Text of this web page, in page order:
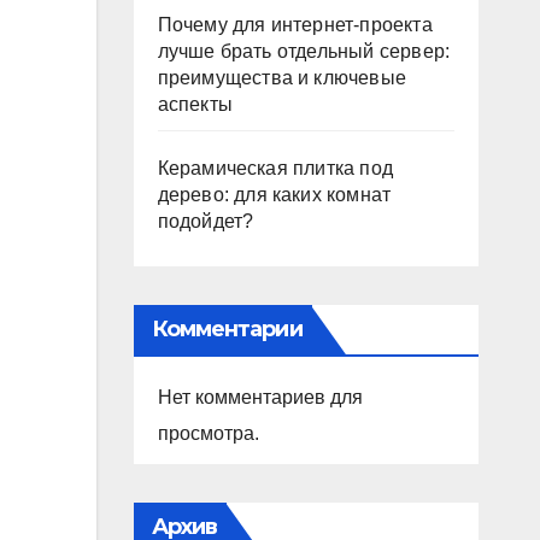
Почему для интернет-проекта
лучше брать отдельный сервер:
преимущества и ключевые
аспекты
Керамическая плитка под
дерево: для каких комнат
подойдет?
Комментарии
Нет комментариев для
просмотра.
Архив